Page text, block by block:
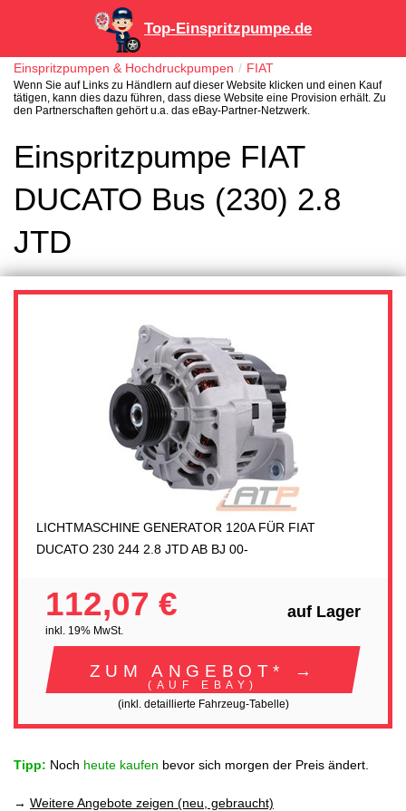
Top-Einspritzpumpe.de
Einspritzpumpen & Hochdruckpumpen FIAT
Wenn Sie auf Links zu Händlern auf dieser Website klicken und einen Kauf
tätigen, kann dies dazu führen, dass diese Website eine Provision erhält. Zu
den Partnerschaften gehört u.a. das eBay-Partner-Netzwerk.
Einspritzpumpe FIAT
DUCATO Bus (230) 2.8
JTD
LICHTMASCHINE GENERATOR 120A FÜR FIAT
DUCATO 230 244 2.8 JTD AB BJ 00-
112,07 €
inkl. 19% MwSt.
auf Lager
ZUM ANGEBOT* →
(AUF EBAY)
(inkl. detaillierte Fahrzeug-Tabelle)
Tipp: Noch heute kaufen bevor sich morgen der Preis ändert.
→ Weitere Angebote zeigen (neu, gebraucht)